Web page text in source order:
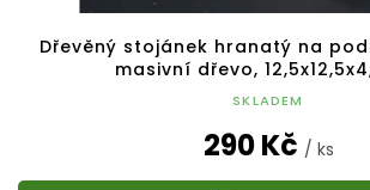
Dřevěný stojánek hranatý na
masivní dřevo,
SKLADEM
290 Kč / ks